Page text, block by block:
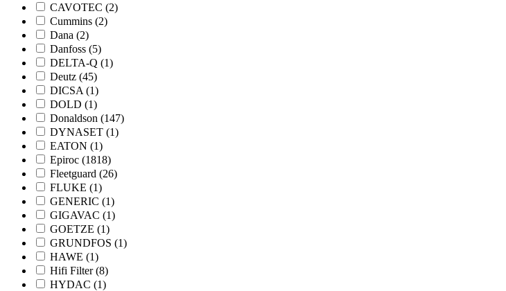
CAVOTEC (2)
Cummins (2)
Dana (2)
Danfoss (5)
DELTA-Q (1)
Deutz (45)
DICSA (1)
DOLD (1)
Donaldson (147)
DYNASET (1)
EATON (1)
Epiroc (1818)
Fleetguard (26)
FLUKE (1)
GENERIC (1)
GIGAVAC (1)
GOETZE (1)
GRUNDFOS (1)
HAWE (1)
Hifi Filter(8)
HYDAC (1)